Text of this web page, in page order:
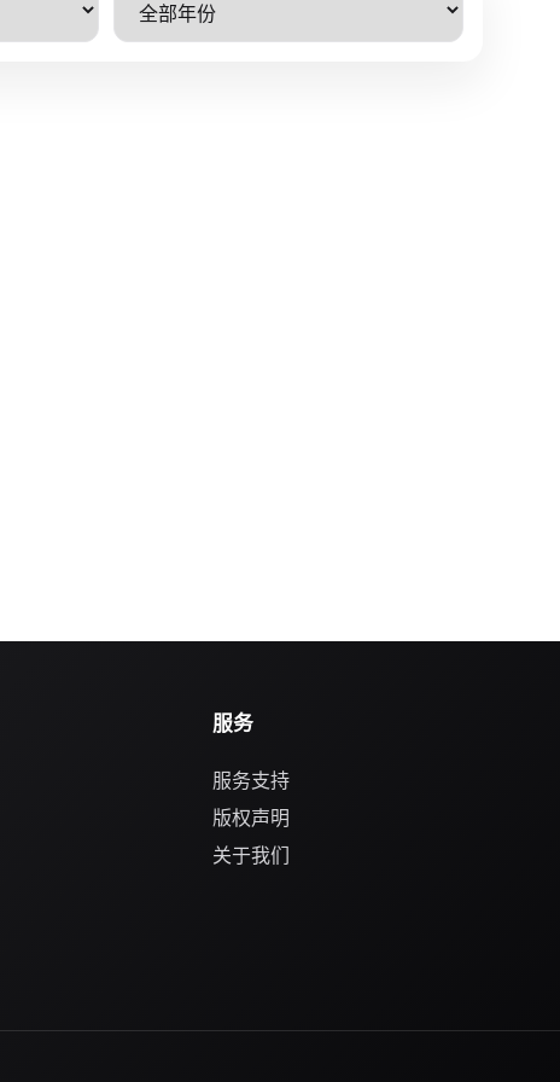
服务
服务支持
版权声明
关于我们